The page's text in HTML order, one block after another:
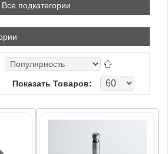
Все подкатегории
Показать Товаров: